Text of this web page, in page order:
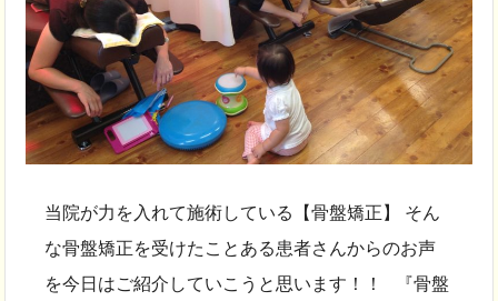
当院が力を入れて施術している【骨盤矯正】 そん
な骨盤矯正を受けたことある患者さんからのお声
を今日はご紹介していこうと思います！！ 『骨盤